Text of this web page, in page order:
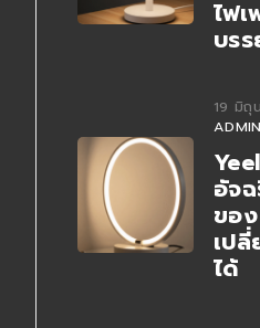
ไฟ
บรร
19 มิถุ
ADMIN
อัจ
ขอ
เป
ได้